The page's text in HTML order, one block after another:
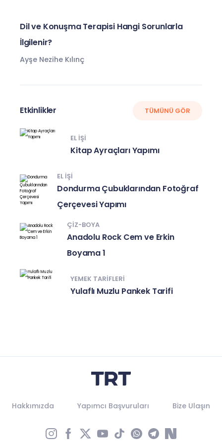
Dil ve Konuşma Terapisi Hangi Sorunlarla
İlgilenir?
Ayşe Nezihe Kılınç
Etkinlikler TÜMÜNÜ GÖR
EL IŞI
Kitap Ayraçları Yapımı
EL IŞI
Dondurma Çubuklarından Fotoğraf
Çerçevesi Yapımı
ÇIZ-BOYA
Anadolu Rock Cem ve Erkin
Boyama 1
YEMEK TARIFLERI
Yulaflı Muzlu Pankek Tarifi
Hakkımızda Yapımcı Başvuruları Bize Ulaşın